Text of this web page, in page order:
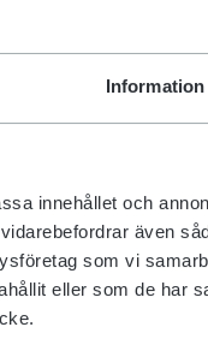
Information
innehållet och
även
som vi
eller som de har
Nouveaux
Rototilt